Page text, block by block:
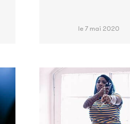
le 7 mai 2020